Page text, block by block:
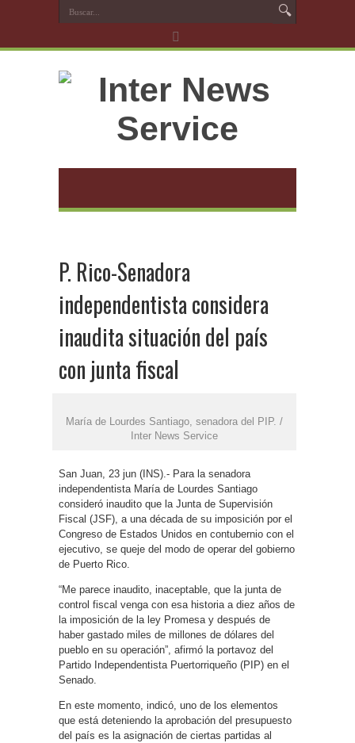
P. Rico-Senadora
independentista considera
inaudita situación del país
con junta fiscal
María de Lourdes Santiago, senadora del PIP. /
Inter News Service
San Juan, 23 jun (INS).- Para la senadora
independentista María de Lourdes Santiago
consideró inaudito que la Junta de Supervisión
Fiscal (JSF), a una década de su imposición por el
Congreso de Estados Unidos en contubernio con el
ejecutivo, se queje del modo de operar del gobierno
de Puerto Rico.
“Me parece inaudito, inaceptable, que la junta de
control fiscal venga con esa historia a diez años de
la imposición de la ley Promesa y después de
haber gastado miles de millones de dólares del
pueblo en su operación”, afirmó la portavoz del
Partido Independentista Puertorriqueño (PIP) en el
Senado.
En este momento, indicó, uno de los elementos
que está deteniendo la aprobación del presupuesto
del país es la asignación de ciertas partidas al